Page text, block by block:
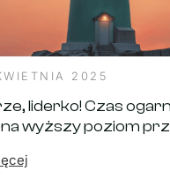
2025
liderko! Czas
wyższy poziom